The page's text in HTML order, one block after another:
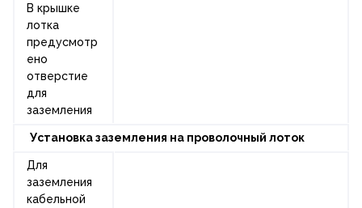
В крышке
лотка
предусмотр
ено
отверстие
для
заземления
Установка заземления на проволочный лоток
Для
заземления
кабельной